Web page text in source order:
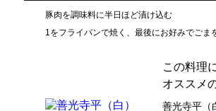
豚肉を調味料に半日ほど漬け込む
1をフライパンで焼く、最後にお好みでごま
この料理
オススメ
善光寺平（